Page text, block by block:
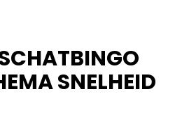
SNELHEID